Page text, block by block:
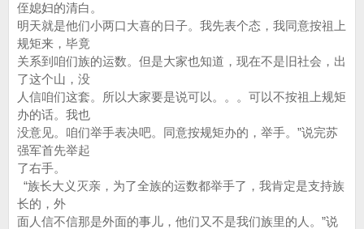
侄媳妇的清白。
明天就是他们小两口大喜的日子。我先表个态，我同意按祖上
规矩来，毕竟
关系到咱们族的运数。但是大家也知道，现在不是旧社会，出
了这个山，没
人信咱们这套。所以大家要是说可以。。。可以不按祖上规矩
办的话。我也
没意见。咱们举手表决吧。同意按规矩办的，举手。”说完苏
强军首先举起
了右手。
“族长大义灭亲，为了全族的运数都举手了，我肯定是支持族
长的，外
面人信不信那是外面的事儿，他们又不是我们族里的人。”说